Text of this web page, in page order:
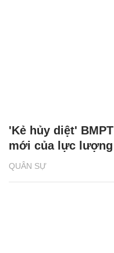
QUÂN SỰ
'Kẻ hủy diệt'
mới của lực